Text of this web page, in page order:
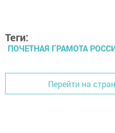
Теги:
ПОЧЕТНАЯ ГРАМОТА
Перейти на